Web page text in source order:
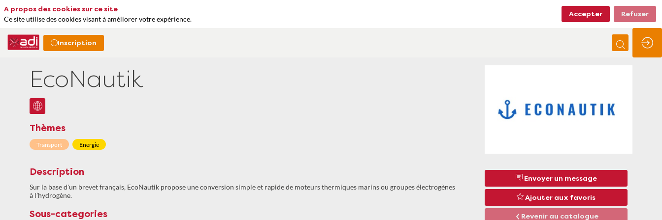
Inscription
EcoNautik
Thèmes
Transport Energie
Envoyer un message
Ajouter aux favoris
Revenir au catalogue
Description
Sur la base d'un brevet français, EcoNautik propose une conversion simple et rapide de moteurs thermiques marins ou groupes électrogènes
à l’hydrogène.
Sous-categories
A propos des cookies sur ce site
Ce site utilise des cookies visant à améliorer votre expérience.
Accepter Refuser